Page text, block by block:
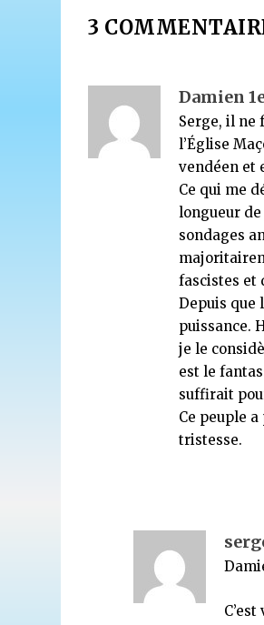
3
Damien
Serge, il ne
l’Église
vendéen et
Ce qui me
longueur
sondages
fascistes et
Depuis que
puissance.
je le
est le
suffirait
Ce peuple
tristesse.